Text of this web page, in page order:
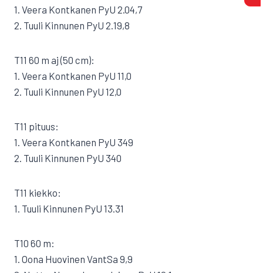
1. Veera Kontkanen PyU 2.04,7
2. Tuuli Kinnunen PyU 2.19,8
T11 60 m aj (50 cm):
1. Veera Kontkanen PyU 11,0
2. Tuuli Kinnunen PyU 12,0
T11 pituus:
1. Veera Kontkanen PyU 349
2. Tuuli Kinnunen PyU 340
T11 kiekko:
1. Tuuli Kinnunen PyU 13.31
T10 60 m:
1. Oona Huovinen VantSa 9,9